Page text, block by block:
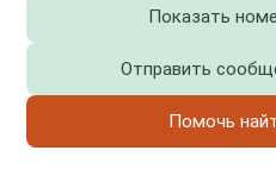
Показать
Отправить
Помочь